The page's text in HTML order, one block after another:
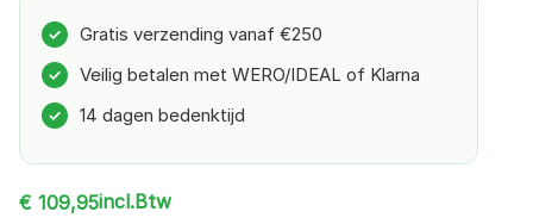
✓ Gratis verzending vanaf €250
✓ Veilig betalen met WERO/IDEAL of Klarna
✓ 14 dagen bedenktijd
€ 109,95incl.Btw